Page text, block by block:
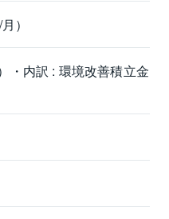
）
・内訳 : 環境改善積立金